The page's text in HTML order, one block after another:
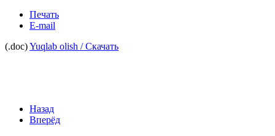
Печать
E-mail
(.doc)Yuqlab olish / Скачать
Назад
Вперёд